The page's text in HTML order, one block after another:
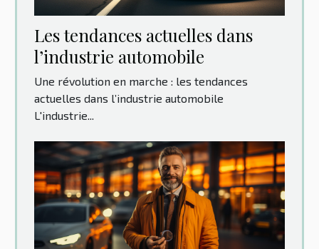
Les tendances actuelles dans
l’industrie automobile
Une révolution en marche : les tendances
actuelles dans l’industrie automobile
L'industrie...